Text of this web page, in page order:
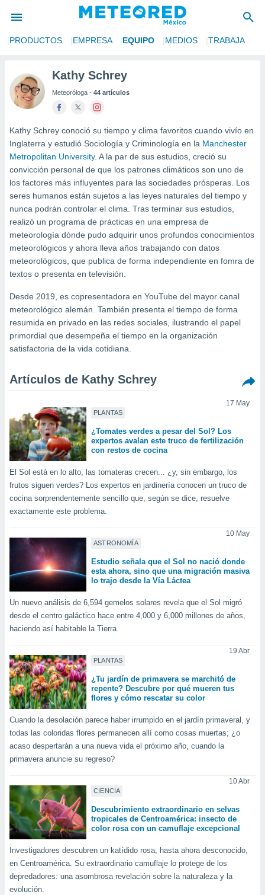
ha sido
la
se
calidad.
a este
las
y
forma
digital
basada
seguir
contenido
botón
todas
ya sean
nuestros
en
así como
perfil
en
más
nuestra
y
de
disponible
aceptar
de
sitio
En
sean
ACEPTAR
PRODUCTOS EMPRESA EQUIPO MEDIOS TRABAJA
Kathy Schrey
Meteoróloga - 44 artículos
Kathy Schrey conoció su tiempo y clima favoritos cuando vivío en
Inglaterra y estudió Sociología y Criminología en la Manchester
Metropolitan University. A la par de sus estudios, creció su
convicción personal de que los patrones climáticos son uno de
los factores más influyentes para las sociedades prósperas. Los
seres humanos están sujetos a las leyes naturales del tiempo y
nunca podrán controlar el clima. Tras terminar sus estudios,
realizó un programa de prácticas en una empresa de
meteorología dónde pudo adquirir unos profundos conocimientos
meteorológicos y ahora lleva años trabajando con datos
meteorológicos, que publica de forma independiente en fomra de
textos o presenta en televisión.
Desde 2019, es copresentadora en YouTube del mayor canal
meteorológico alemán. También presenta el tiempo de forma
resumida en privado en las redes sociales, ilustrando el papel
primordial que desempeña el tiempo en la organización
satisfactoria de la vida cotidiana.
Artículos de Kathy Schrey
PLANTAS
17 May
¿Tomates verdes a pesar del Sol? Los
expertos avalan este truco de fertilización
con restos de cocina
El Sol está en lo alto, las tomateras crecen... ¿y, sin embargo, los
frutos siguen verdes? Los expertos en jardinería conocen un truco de
cocina sorprendentemente sencillo que, según se dice, resuelve
exactamente este problema.
ASTRONOMÍA
10 May
Estudio señala que el Sol no nació donde
esta ahora, sino que una migración masiva
lo trajo desde la Vía Láctea
Un nuevo análisis de 6,594 gemelos solares revela que el Sol migró
desde el centro galáctico hace entre 4,000 y 6,000 millones de años,
haciendo así habitable la Tierra.
PLANTAS
19 Abr
¿Tu jardín de primavera se marchitó de
repente? Descubre por qué mueren tus
flores y cómo rescatar su color
Cuando la desolación parece haber irrumpido en el jardín primaveral, y
todas las coloridas flores permanecen allí como cosas muertas; ¿o
acaso despertarán a una nueva vida el próximo año, cuando la
primavera anuncie su regreso?
CIENCIA
10 Abr
Descubrimiento extraordinario en selvas
tropicales de Centroamérica: insecto de
color rosa con un camuflaje excepcional
Investigadores descubren un katídido rosa, hasta ahora desconocido,
en Centroamérica. Su extraordinario camuflaje lo protege de los
depredadores: una asombrosa revelación sobre la naturaleza y la
evolución.